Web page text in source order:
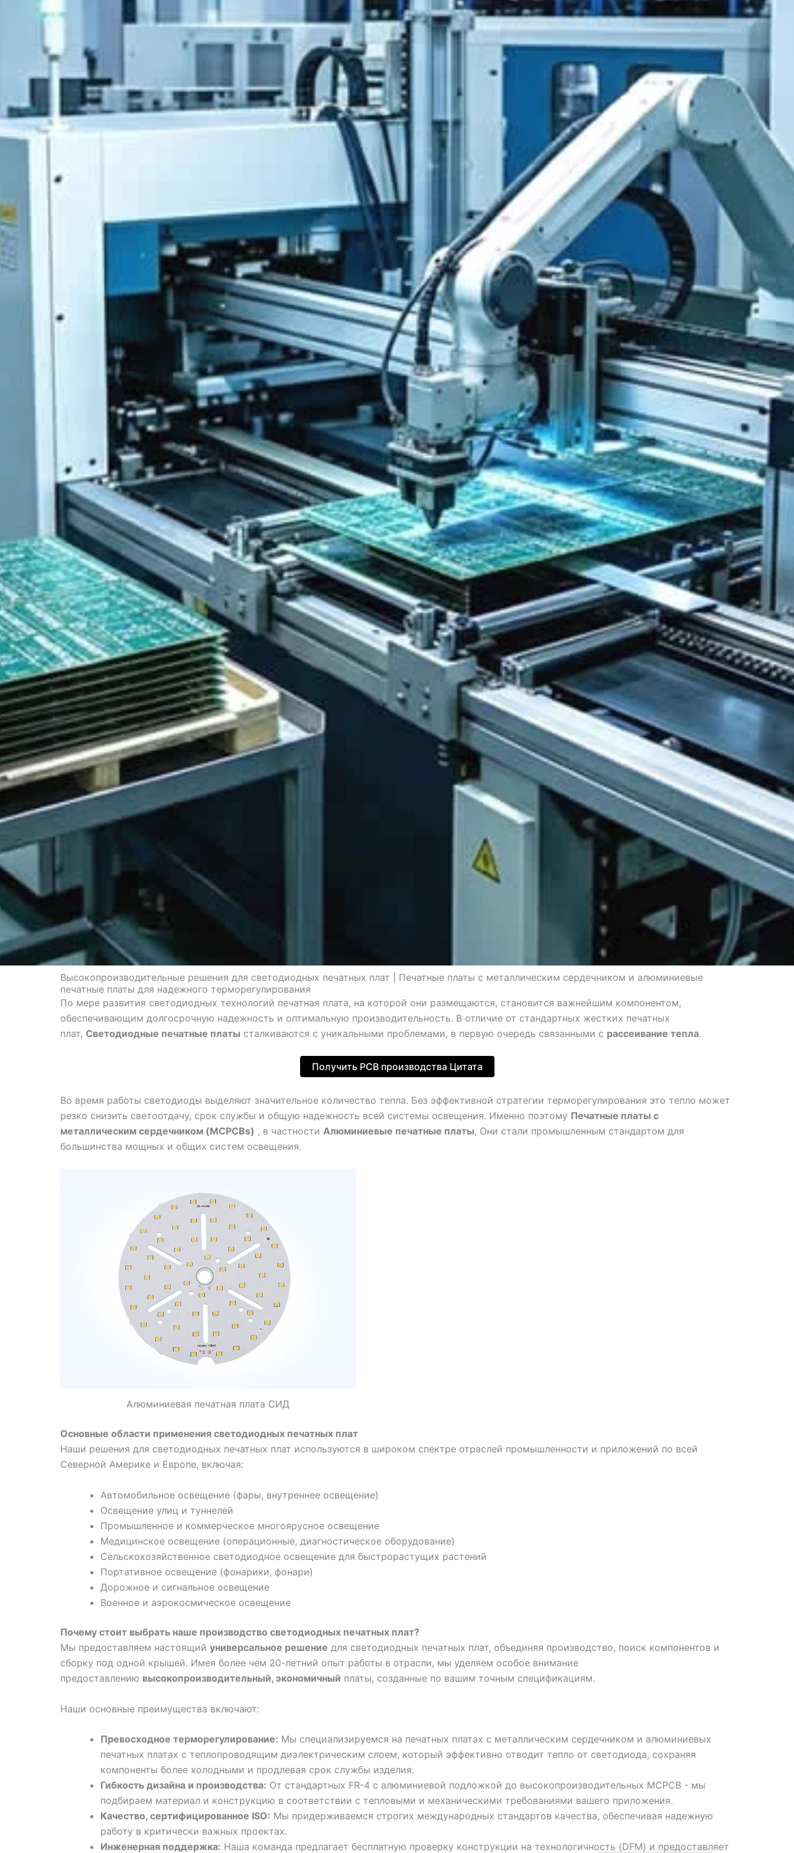
Высокопроизводительные решения для светодиодных печатных плат | Печатные платы с металлическим сердечником и алюминиевые
печатные платы для надежного терморегулирования
По мере развития светодиодных технологий печатная плата, на которой они размещаются, становится важнейшим компонентом,
обеспечивающим долгосрочную надежность и оптимальную производительность. В отличие от стандартных жестких печатных
плат, Светодиодные печатные платы сталкиваются с уникальными проблемами, в первую очередь связанными с рассеивание тепла.
Получить PCB производства Цитата
Во время работы светодиоды выделяют значительное количество тепла. Без эффективной стратегии терморегулирования это тепло может
резко снизить светоотдачу, срок службы и общую надежность всей системы освещения. Именно поэтому Печатные платы с
металлическим сердечником (MCPCBs) , в частности Алюминиевые печатные платы, Они стали промышленным стандартом для
большинства мощных и общих систем освещения.
Алюминиевая печатная плата СИД
Основные области применения светодиодных печатных плат
Наши решения для светодиодных печатных плат используются в широком спектре отраслей промышленности и приложений по всей
Северной Америке и Европе, включая:
Автомобильное освещение (фары, внутреннее освещение)
Освещение улиц и туннелей
Промышленное и коммерческое многоярусное освещение
Медицинское освещение (операционные, диагностическое оборудование)
Сельскохозяйственное светодиодное освещение для быстрорастущих растений
Портативное освещение (фонарики, фонари)
Дорожное и сигнальное освещение
Военное и аэрокосмическое освещение
Почему стоит выбрать наше производство светодиодных печатных плат?
Мы предоставляем настоящий универсальное решение для светодиодных печатных плат, объединяя производство, поиск компонентов и
сборку под одной крышей. Имея более чем 20-летний опыт работы в отрасли, мы уделяем особое внимание
предоставлению высокопроизводительный, экономичный платы, созданные по вашим точным спецификациям.
Наши основные преимущества включают:
Превосходное терморегулирование: Мы специализируемся на печатных платах с металлическим сердечником и алюминиевых
печатных платах с теплопроводящим диэлектрическим слоем, который эффективно отводит тепло от светодиода, сохраняя
компоненты более холодными и продлевая срок службы изделия.
Гибкость дизайна и производства: От стандартных FR-4 с алюминиевой подложкой до высокопроизводительных MCPCB - мы
подбираем материал и конструкцию в соответствии с тепловыми и механическими требованиями вашего приложения.
Качество, сертифицированное ISO: Мы придерживаемся строгих международных стандартов качества, обеспечивая надежную
работу в критически важных проектах.
Инженерная поддержка: Наша команда предлагает бесплатную проверку конструкции на технологичность (DFM) и предоставляет